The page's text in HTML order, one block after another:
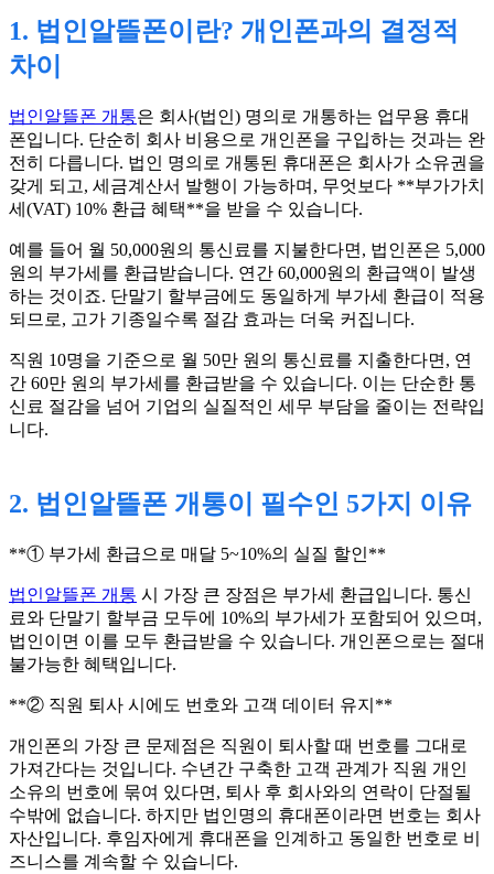
1. 법인알뜰폰이란? 개인폰과의 결정적
차이
법인알뜰폰 개통은 회사(법인) 명의로 개통하는 업무용 휴대
폰입니다. 단순히 회사 비용으로 개인폰을 구입하는 것과는 완
전히 다릅니다. 법인 명의로 개통된 휴대폰은 회사가 소유권을
갖게 되고, 세금계산서 발행이 가능하며, 무엇보다 **부가가치
세(VAT) 10% 환급 혜택**을 받을 수 있습니다.
예를 들어 월 50,000원의 통신료를 지불한다면, 법인폰은 5,000
원의 부가세를 환급받습니다. 연간 60,000원의 환급액이 발생
하는 것이죠. 단말기 할부금에도 동일하게 부가세 환급이 적용
되므로, 고가 기종일수록 절감 효과는 더욱 커집니다.
직원 10명을 기준으로 월 50만 원의 통신료를 지출한다면, 연
간 60만 원의 부가세를 환급받을 수 있습니다. 이는 단순한 통
신료 절감을 넘어 기업의 실질적인 세무 부담을 줄이는 전략입
니다.
2. 법인알뜰폰 개통이 필수인 5가지 이유
**① 부가세 환급으로 매달 5~10%의 실질 할인**
법인알뜰폰 개통 시 가장 큰 장점은 부가세 환급입니다. 통신
료와 단말기 할부금 모두에 10%의 부가세가 포함되어 있으며,
법인이면 이를 모두 환급받을 수 있습니다. 개인폰으로는 절대
불가능한 혜택입니다.
**② 직원 퇴사 시에도 번호와 고객 데이터 유지**
개인폰의 가장 큰 문제점은 직원이 퇴사할 때 번호를 그대로
가져간다는 것입니다. 수년간 구축한 고객 관계가 직원 개인
소유의 번호에 묶여 있다면, 퇴사 후 회사와의 연락이 단절될
수밖에 없습니다. 하지만 법인명의 휴대폰이라면 번호는 회사
자산입니다. 후임자에게 휴대폰을 인계하고 동일한 번호로 비
즈니스를 계속할 수 있습니다.